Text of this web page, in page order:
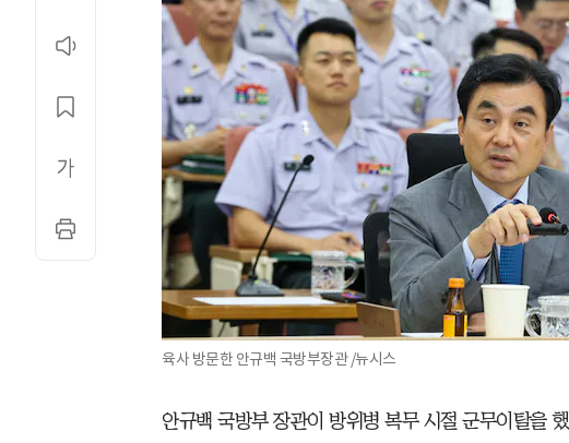
육사 방문한 안규백 국방부장관 /뉴시스
안규백 국방부 장관이 방위병 복무 시절 군무이탈을